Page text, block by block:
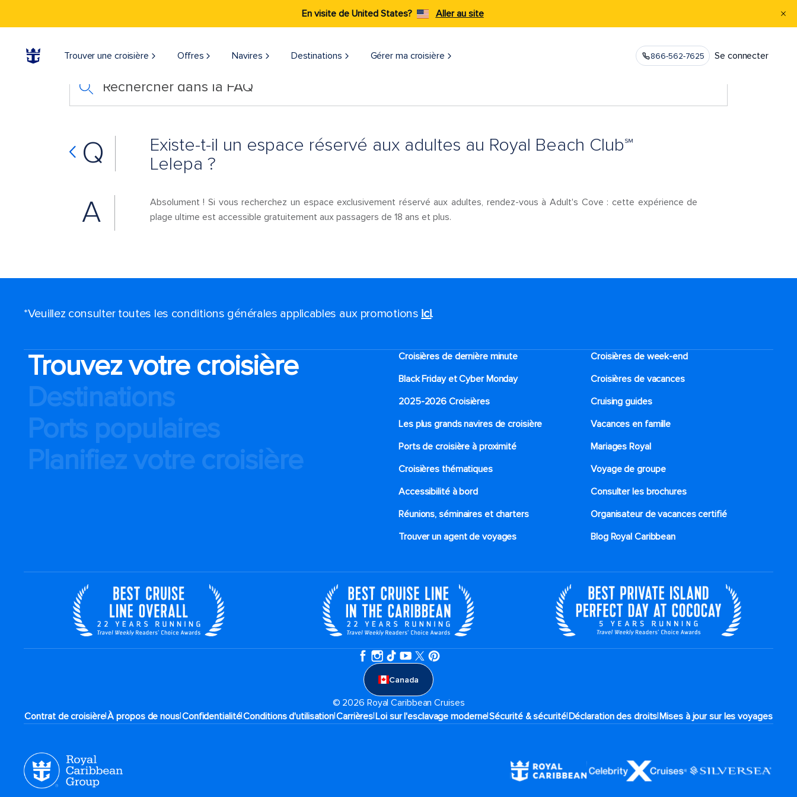
En visite de United States? Aller au site
Trouver une croisière Offres Navires Destinations Gérer ma croisière​ 866-562-7625 Se connecter
Rechercher dans la FAQ
Q
Existe-t-il un espace réservé aux adultes au Royal Beach Club℠
Lelepa ?
A
Absolument ! Si vous recherchez un espace exclusivement réservé aux adultes, rendez-vous à Adult's Cove : cette expérience de
plage ultime est accessible gratuitement aux passagers de 18 ans et plus.
*Veuillez consulter toutes les conditions générales applicables aux promotions ici.
Trouvez votre croisière
Destinations
Ports populaires
Planifiez votre croisière
Croisières de dernière minute
Croisières de week-end
Black Friday et Cyber Monday
Croisières de vacances
2025-2026 Croisières
Cruising guides
Les plus grands navires de croisière
Vacances en famille
Ports de croisière à proximité
Mariages Royal
Croisières thématiques
Voyage de groupe​
Accessibilité à bord​
Consulter les brochures
Réunions, séminaires et charters
Organisateur de vacances certifié
Trouver un agent de voyages
Blog Royal Caribbean
Canada
© 2026 Royal Caribbean Cruises
Contrat de croisière|À propos de nous|Confidentialité|Conditions d'utilisation|Carrières|Loi sur l'esclavage moderne|Sécurité & sécurité|Déclaration des droits|Mises à jour sur les voyages